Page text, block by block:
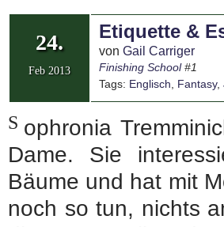
24.
Feb 2013
Etiquette &
von Gail Carriger
Finishing School#1
Tags: Englisch, Fantasy,
S ophronia
Dame. Sie
Bäume und hat mit
noch so tun, nichts